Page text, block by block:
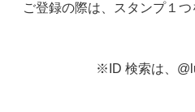
ご登録の際は、スタンプ１
※ID 検索は、